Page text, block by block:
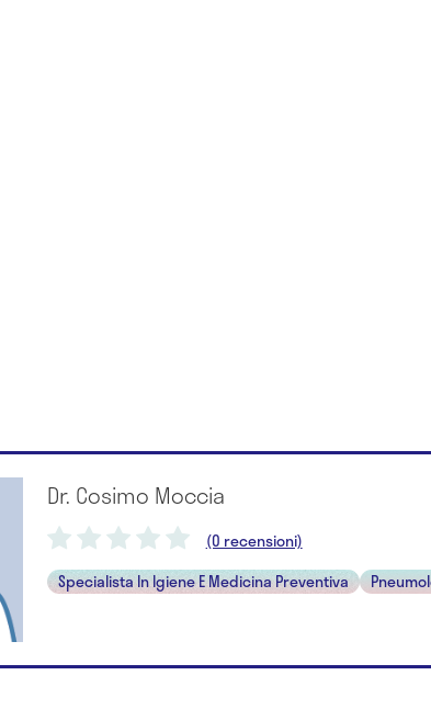
Dr. Cosimo Moccia
(0 recensioni)
Specialista In Igiene E Medicina Preventiva